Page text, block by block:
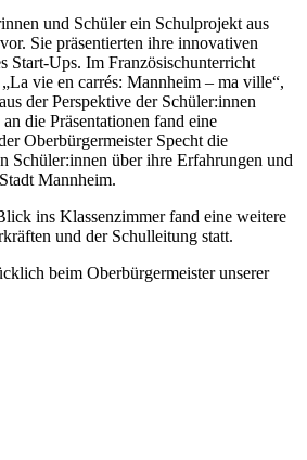
und Schüler ein Schulprojekt aus
Sie präsentierten ihre innovativen
Start-Ups. Im Französischunterricht
vie en carrés: Mannheim – ma ville“,
der Perspektive der Schüler:innen
die Präsentationen fand eine
Oberbürgermeister Specht die
Schüler:innen über ihre Erfahrungen und
Mannheim.
ins Klassenzimmer fand eine weitere
und der Schulleitung statt.
beim Oberbürgermeister unserer